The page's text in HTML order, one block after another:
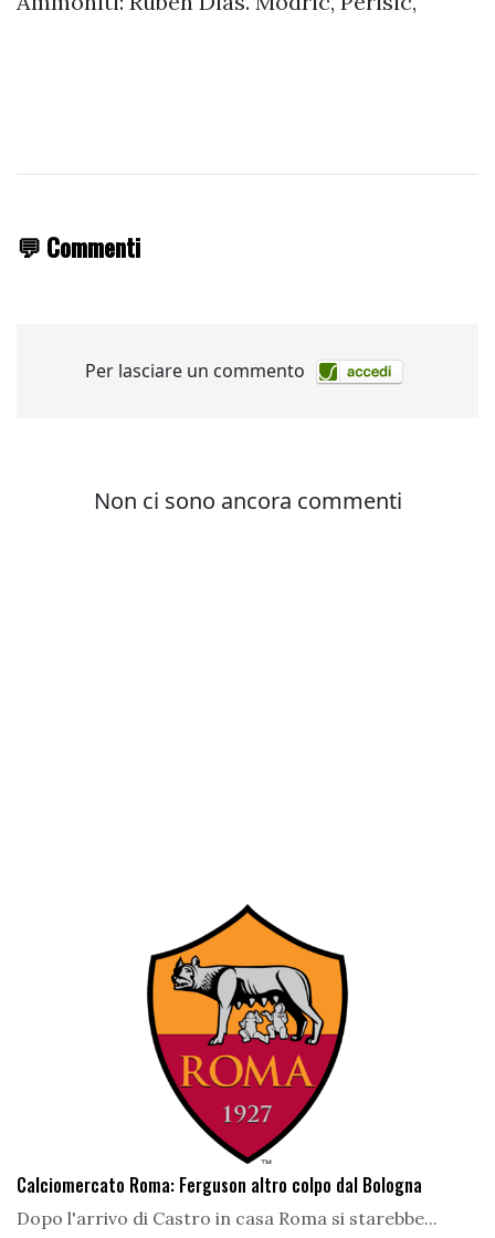
💬 Commenti
Calciomercato Roma: Ferguson altro colpo dal Bologna
Dopo l'arrivo di Castro in casa Roma si starebbe...